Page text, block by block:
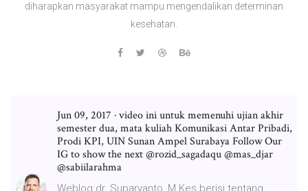
diharapkan masyarakat mampu mengendalikan determinan
kesehatan.
Jun 09, 2017 · video ini untuk memenuhi ujian akhir
semester dua, mata kuliah Komunikasi Antar Pribadi,
Prodi KPI, UIN Sunan Ampel Surabaya Follow Our
IG to show the next @rozid_sagadaqu @mas_djar
@sabiilarahma
Weblog dr. Suparyanto, M.Kes berisi tentang